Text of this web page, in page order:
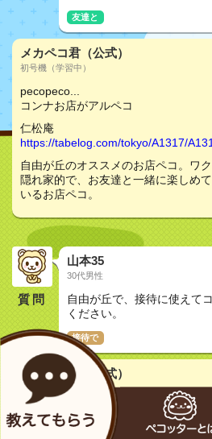
友達と
メカペコ君（公式）
初号機（学習中）
pecopeco...
コンナお店がアルペコ
仁松庵
https://tabelog.com/tokyo/A1317/
自由が丘のオススメのお店ペコ。ワ
隠れ家的で、お友達と一緒に楽しめ
いるお店ペコ。
質問
山本35
30代男性
自由が丘で、接待に使えて
ください。
接待で
メカペコ君（公式）
初号機（学習中）
pecopeco...
イイトコ見つかったペコ